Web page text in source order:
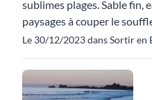
sublimes plages. Sable fin,
paysages à couper le
Le 30/12/2023 dans Sortir en